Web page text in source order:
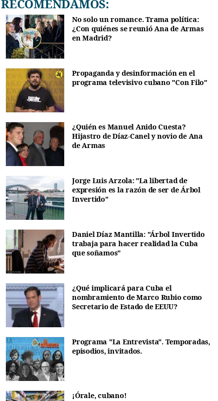
RECOMENDAMOS:
No solo un romance. Trama política:
¿Con quiénes se reunió Ana de Armas
en Madrid?
Propaganda y desinformación en el
programa televisivo cubano "Con Filo"
¿Quién es Manuel Anido Cuesta?
Hijastro de Díaz-Canel y novio de Ana
de Armas
Jorge Luis Arzola: "La libertad de
expresión es la razón de ser de Árbol
Invertido"
Daniel Díaz Mantilla: "Árbol Invertido
trabaja para hacer realidad la Cuba
que soñamos"
¿Qué implicará para Cuba el
nombramiento de Marco Rubio como
Secretario de Estado de EEUU?
Programa "La Entrevista". Temporadas,
episodios, invitados.
¡Órale, cubano!